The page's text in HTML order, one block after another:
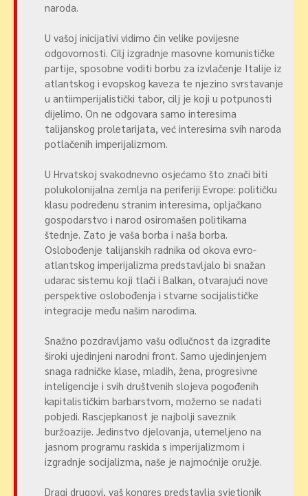
naroda.
U vašoj inicijativi vidimo čin velike povijesne
odgovornosti. Cilj izgradnje masovne komunističke
partije, sposobne voditi borbu za izvlačenje Italije iz
atlantskog i evopskog kaveza te njezino svrstavanje
u antiimperijalistički tabor, cilj je koji u potpunosti
dijelimo. On ne odgovara samo interesima
talijanskog proletarijata, već interesima svih naroda
potlačenih imperijalizmom.
U Hrvatskoj svakodnevno osjećamo što znači biti
polukolonijalna zemlja na periferiji Evrope: političku
klasu podređenu stranim interesima, opljačkano
gospodarstvo i narod osiromašen politikama
štednje. Zato je vaša borba i naša borba.
Oslobođenje talijanskih radnika od okova evro-
atlantskog imperijalizma predstavljalo bi snažan
udarac sistemu koji tlači i Balkan, otvarajući nove
perspektive oslobođenja i stvarne socijalističke
integracije među našim narodima.
Snažno pozdravljamo vašu odlučnost da izgradite
široki ujedinjeni narodni front. Samo ujedinjenjem
snaga radničke klase, mladih, žena, progresivne
inteligencije i svih društvenih slojeva pogođenih
kapitalističkim barbarstvom, možemo se nadati
pobjedi. Rascjepkanost je najbolji saveznik
buržoazije. Jedinstvo djelovanja, utemeljeno na
jasnom programu raskida s imperijalizmom i
izgradnje socijalizma, naše je najmoćnije oružje.
Dragi drugovi, vaš kongres predstavlja svjetionik